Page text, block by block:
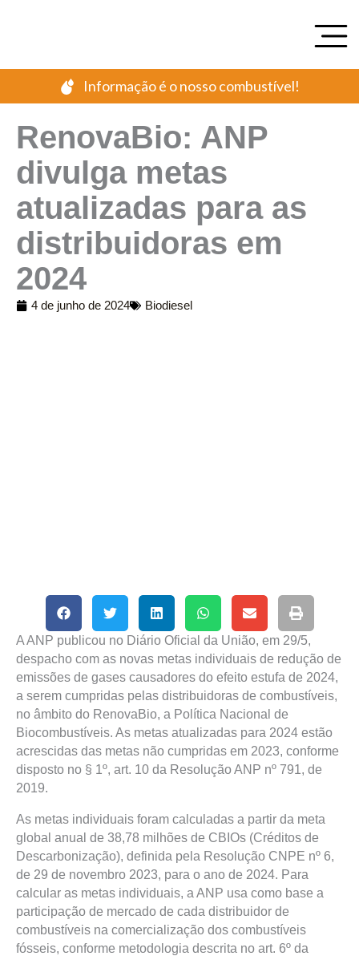
Informação é o nosso combustível!
RenovaBio: ANP
divulga metas
atualizadas para as
distribuidoras em
2024
4 de junho de 2024 Biodiesel
A ANP publicou no Diário Oficial da União, em 29/5,
despacho com as novas metas individuais de redução de
emissões de gases causadores do efeito estufa de 2024,
a serem cumpridas pelas distribuidoras de combustíveis,
no âmbito do RenovaBio, a Política Nacional de
Biocombustíveis. As metas atualizadas para 2024 estão
acrescidas das metas não cumpridas em 2023, conforme
disposto no § 1º, art. 10 da Resolução ANP nº 791, de
2019.
As metas individuais foram calculadas a partir da meta
global anual de 38,78 milhões de CBIOs (Créditos de
Descarbonização), definida pela Resolução CNPE nº 6,
de 29 de novembro 2023, para o ano de 2024. Para
calcular as metas individuais, a ANP usa como base a
participação de mercado de cada distribuidor de
combustíveis na comercialização dos combustíveis
fósseis, conforme metodologia descrita no art. 6º da